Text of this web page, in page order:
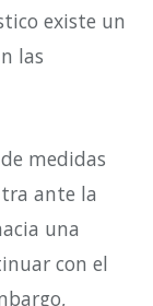
existe un
las
medidas
ante la
una
con el